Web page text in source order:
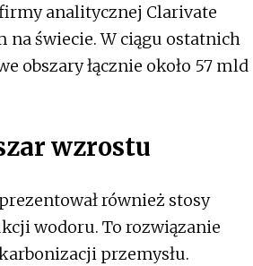
analitycznej Clarivate
świecie. W ciągu ostatnich
obszary łącznie około 57 mld
wzrostu
również stosy
wodoru. To rozwiązanie
przemysłu.